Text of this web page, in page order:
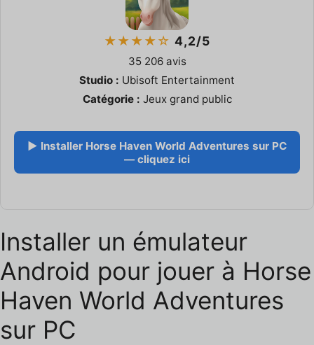
★★★★☆ 4,2/5
35 206 avis
Studio : Ubisoft Entertainment
Catégorie : Jeux grand public
▶ Installer Horse Haven World Adventures sur PC
— cliquez ici
Installer un émulateur
Android pour jouer à Horse
Haven World Adventures
sur PC